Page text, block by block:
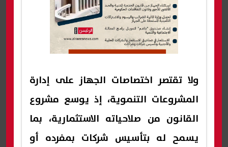
ولا تقتصر اختصاصات الجهاز على إدارة
المشروعات التنموية، إذ يوسع مشروع
القانون من صلاحياته الاستثمارية، بما
يسمح له بتأسيس شركات بمفرده أو